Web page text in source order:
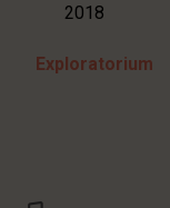
2018
Exploratorium